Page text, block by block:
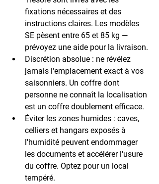
fixations nécessaires et des
instructions claires. Les modèles
SE pèsent entre 65 et 85 kg —
prévoyez une aide pour la livraison.
Discrétion absolue : ne révélez
jamais l'emplacement exact à vos
saisonniers. Un coffre dont
personne ne connaît la localisation
est un coffre doublement efficace.
Éviter les zones humides : caves,
celliers et hangars exposés à
l'humidité peuvent endommager
les documents et accélérer l'usure
du coffre. Optez pour un local
tempéré.